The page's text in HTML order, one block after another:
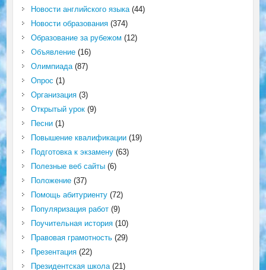
Новости английского языка(44)
Новости образования(374)
Образование за рубежом (12)
Объявление(16)
Олимпиада(87)
Опрос (1)
Организация(3)
Открытый урок(9)
Песни(1)
Повышение квалификации(19)
Подготовка к экзамену(63)
Полезные веб сайты(6)
Положение(37)
Помощь абитуриенту(72)
Популяризация работ(9)
Поучительная история(10)
Правовая грамотность(29)
Презентация(22)
Президентская школа(21)